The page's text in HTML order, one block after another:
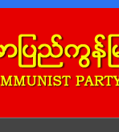
Skip to content